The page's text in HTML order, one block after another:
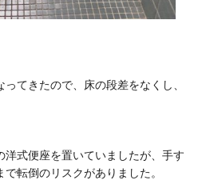
てきたので、床の段差をなくし、
洋式便座を置いていましたが、手す
転倒のリスクがありました。